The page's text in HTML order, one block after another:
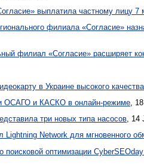
выплатила частному лицу 7
филиала «Согласие»
филиал «Согласие» расширяет
в Украине высокого качества
ОСАГО и КАСКО в онлайн-режиме ,
три новых типа насосов, 14
Lightning Network для мгновенного
поисковой оптимизации